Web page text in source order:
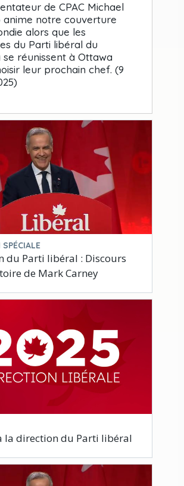
de CPAC Michael
anime notre couverture
alors que les
du Parti libéral du
se réunissent à Ottawa
leur prochain chef. (9
du Parti libéral : Discours
de Mark Carney
la direction du Parti libéral